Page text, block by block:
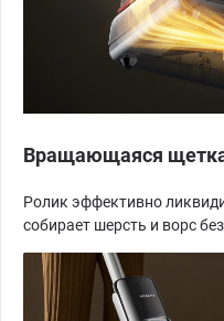
Вращающаяся
Ролик эффективно
собирает шерсть и ворс